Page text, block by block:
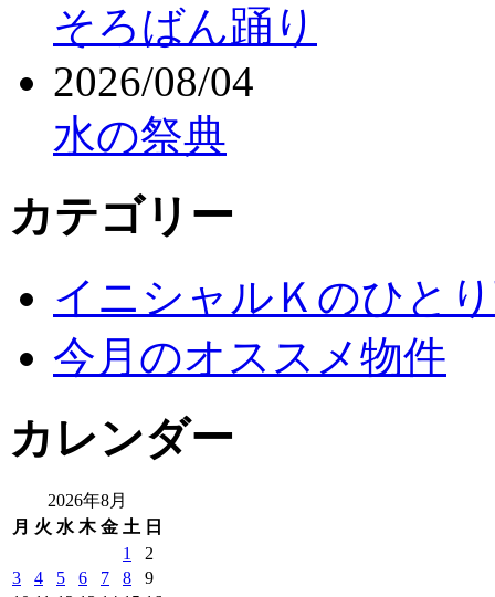
そろばん踊り
2026/08/04
水の祭典
カテゴリー
イニシャルＫのひと
今月のオススメ物件
カレンダー
2026年8月
月 火 水 木 金 土 日
1
2
3
4 5 6 7 8
9